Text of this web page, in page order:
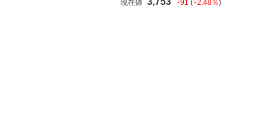
現在値 +91 (+2.48％)